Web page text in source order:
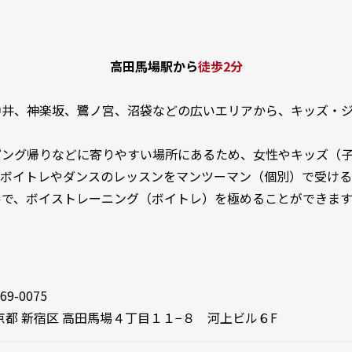
高田馬場駅から徒歩2分
、神楽坂、鷺ノ宮、沼袋などの広いエリアから、キッズ・
グ帰りなどに寄りやすい場所にあるため、女性やキッズ（
イトレやダンスのレッスンをマンツーマン（個別）で受け
、ボイストレーニング（ボイトレ）を極めることができま
0075
都 新宿区 高田馬場４丁目１１−８ 河上ビル６F